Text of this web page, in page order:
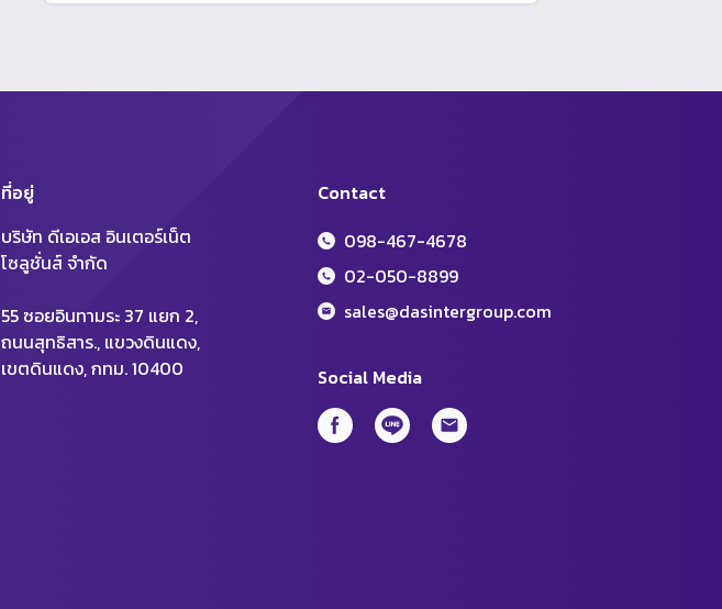
Social Media
Contact
098-467-4678
02-050-8899
sales@dasintergroup.com
ที่อยู่
บริษัท ดีเอเอส อินเตอร์เน็ต
โซลูชั่นส์ จำกัด
55 ซอยอินทามระ 37 แยก 2,
ถนนสุทธิสาร., แขวงดินแดง,
เขตดินแดง, กทม. 10400